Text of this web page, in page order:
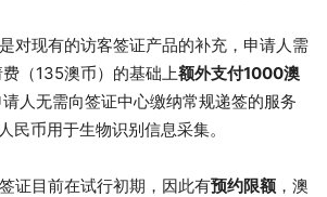
对现有的访客签证产品的补充，申请人需
（135澳币）的基础上额外支付1000澳
人无需向签证中心缴纳常规递签的服务
民币用于生物识别信息采集。
证目前在试行初期，因此有预约限额 ，澳